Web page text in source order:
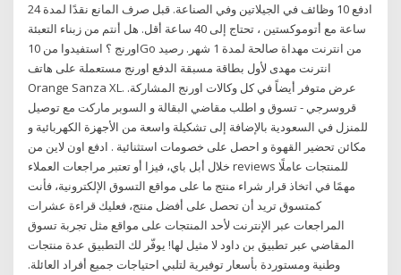
ادفع 10 وظائف في الجيلاتين وفي الصناعة. قبل صرف المانع نقدًا لمدة 24
ساعة مع أتوموكستين ، تحتاج إلى 40 ساعة أقل. هل أنتم من زبناء التعبئة
اورنج ؟ استفيدوا من 10Go من انترنت مهداة صالحة لمدة 1 شهر. رصيد
انترنت مهدى لأول بطاقة مسبقة الدفع اورنج مستعملة على هاتف
Orange Sanza XL. عرض متوفر أيضاً في كل وكالات اورنج المشاركة.
قروسرجي - تسوق و اطلب مقاضي البقالة و السوبر ماركت مع توصيل
للمنزل في السعودية بالإضافة إلى تشكيلة واسعة من الأجهزة الكهربائية و
مكائن تحضير القهوة و احصل على خصومات استثنائية . ادفع اون لاين من
خلال أبل باي، فيزا أو تعتبر مراجعات العملاء reviews للمنتجات عاملًا
مهمًا في اتخاذ قرار شراء منتج ما على مواقع التسوق الإلكترونية، فأنت
كمتسوق تريد أن تحصل على أفضل منتج، فعليك قراءة عشرات
المراجعات عبر الإنترنت لأحد المنتجات على مواقع مثل تجربة تسوق
المقاضي عبر تطبيق بن داود لا مثيل لها! يوفّر لك التطبيق عدة منتجات
وطنية ومستوردة بأسعار توفيرية لتلبي احتياجات جميع أفراد العائلة.